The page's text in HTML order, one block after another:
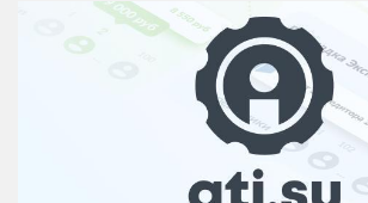
Региональная
логистика
ЭДО, ИТ в
логистике
Дороги,
инфраструктура